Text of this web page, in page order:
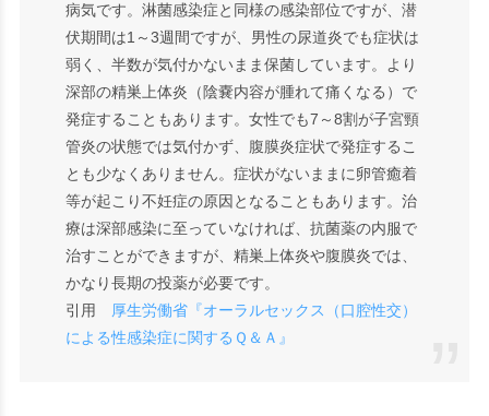
病気です。淋菌感染症と同様の感染部位ですが、潜
伏期間は1～3週間ですが、男性の尿道炎でも症状は
弱く、半数が気付かないまま保菌しています。より
深部の精巣上体炎（陰嚢内容が腫れて痛くなる）で
発症することもあります。女性でも7～8割が子宮頸
管炎の状態では気付かず、腹膜炎症状で発症するこ
とも少なくありません。症状がないままに卵管癒着
等が起こり不妊症の原因となることもあります。治
療は深部感染に至っていなければ、抗菌薬の内服で
治すことができますが、精巣上体炎や腹膜炎では、
かなり長期の投薬が必要です。
引用
厚生労働省『オーラルセックス（口腔性交）
による性感染症に関するＱ＆Ａ』